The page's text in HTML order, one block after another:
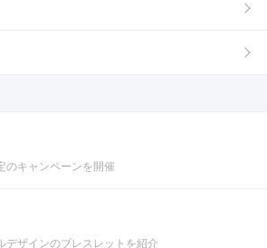
のキャンペーンを開催
デザインのブレスレットを紹介